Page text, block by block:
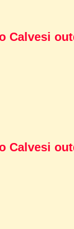
Calvesi
Calvesi